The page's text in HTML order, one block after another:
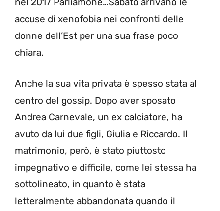
nel 2017 Parliamone…Sabato arrivano le
accuse di xenofobia nei confronti delle
donne dell’Est per una sua frase poco
chiara.
Anche la sua vita privata è spesso stata al
centro del gossip. Dopo aver sposato
Andrea Carnevale, un ex calciatore, ha
avuto da lui due figli, Giulia e Riccardo. Il
matrimonio, però, è stato piuttosto
impegnativo e difficile, come lei stessa ha
sottolineato, in quanto è stata
letteralmente abbandonata quando il